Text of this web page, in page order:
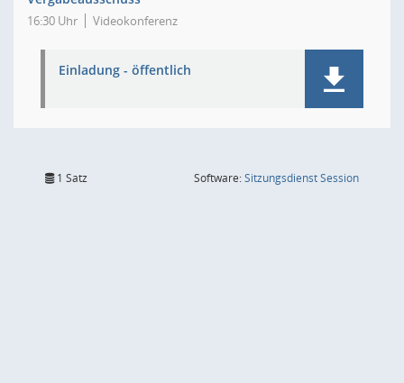
16:30 Uhr Videokonferenz
Einladung - öffentlich
1 Satz Software:SitzungsdienstSession(Wird in